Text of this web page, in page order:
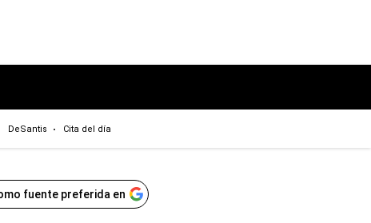
DeSantis Cita del día
fuente preferida en